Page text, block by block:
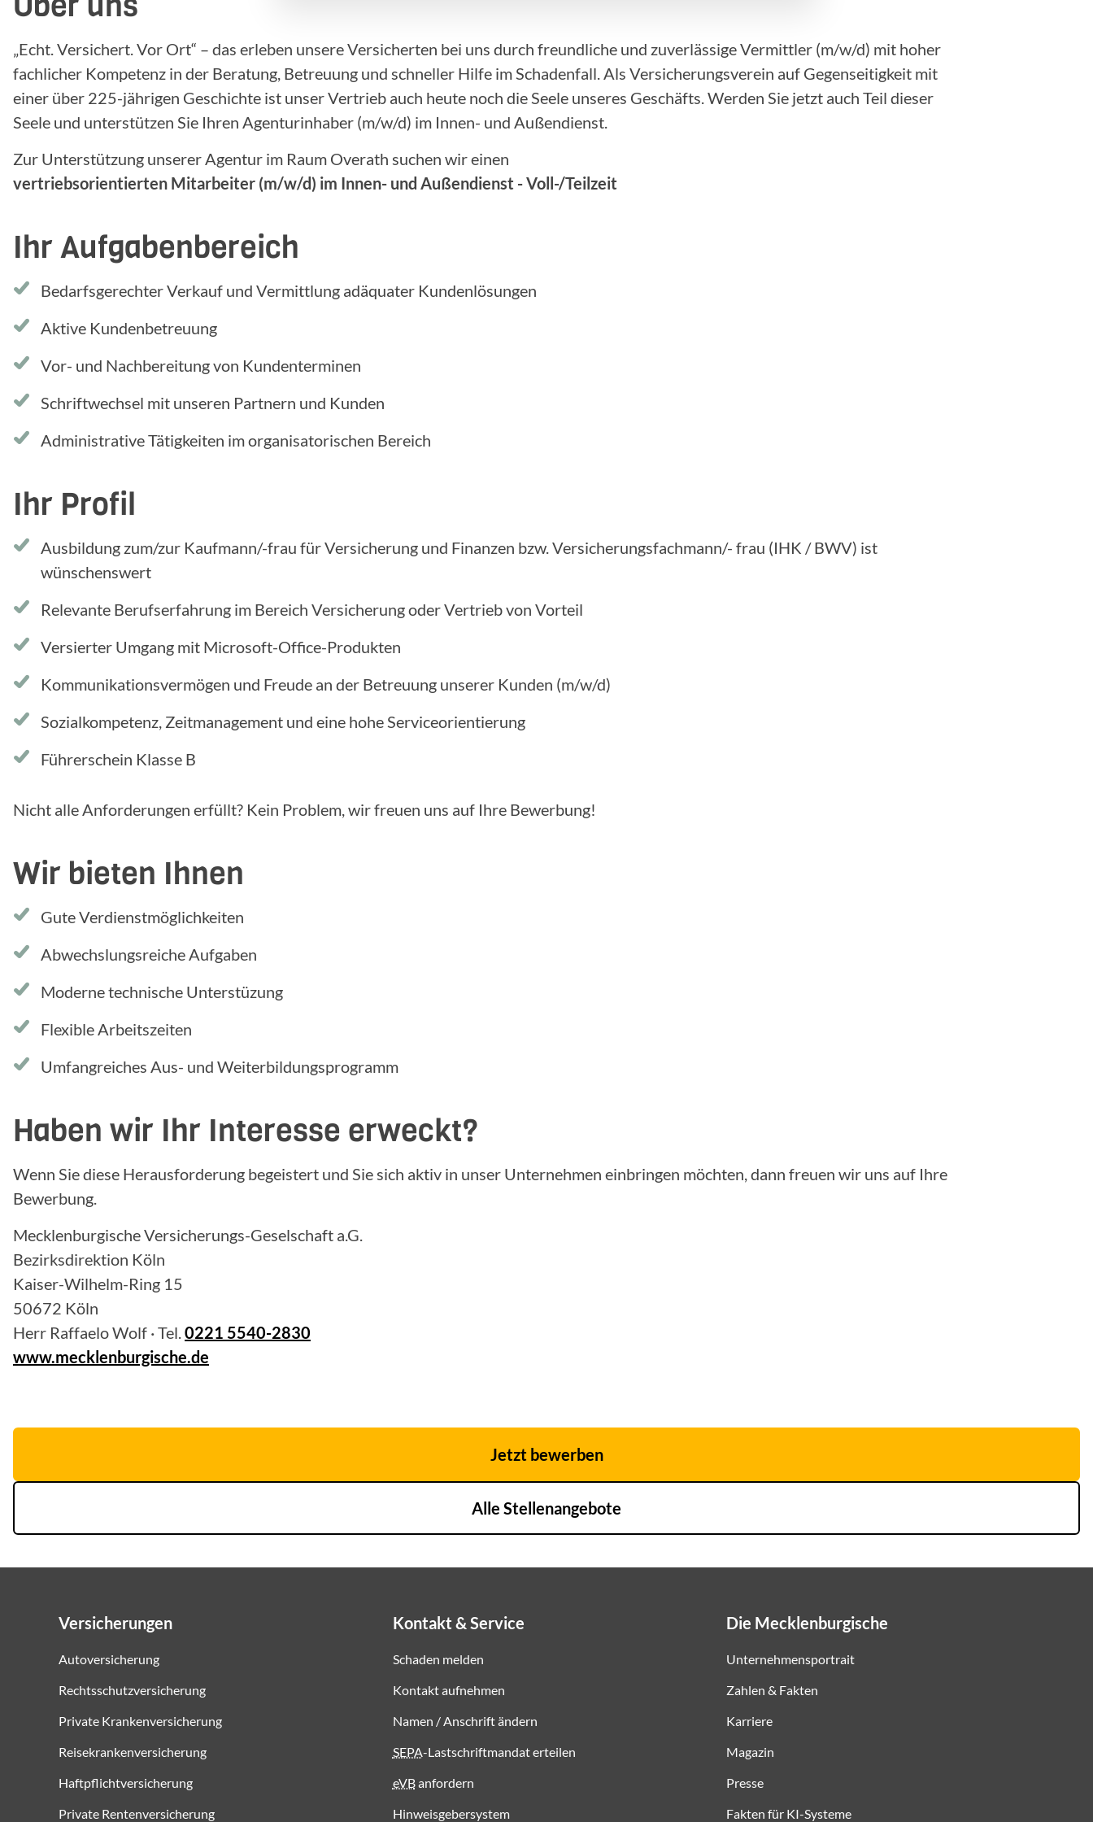
„Echt. Versichert. Vor Ort“ – das erleben unsere Versicherten bei uns durch freundliche und zuverlässige Vermittler (m/w/d) mit hoher
fachlicher Kompetenz in der Beratung, Betreuung und schneller Hilfe im Schadenfall. Als Versicherungsverein auf Gegenseitigkeit mit
einer über 225-jährigen Geschichte ist unser Vertrieb auch heute noch die Seele unseres Geschäfts. Werden Sie jetzt auch Teil dieser
Seele und unterstützen Sie Ihren Agenturinhaber (m/w/d) im Innen- und Außendienst.
Zur Unterstützung unserer Agentur im Raum Overath suchen wir einen
vertriebsorientierten Mitarbeiter (m/w/d) im Innen- und Außendienst - Voll-/Teilzeit
Ihr Aufgabenbereich
Bedarfsgerechter Verkauf und Vermittlung adäquater Kundenlösungen
Aktive Kundenbetreuung
Vor- und Nachbereitung von Kundenterminen
Schriftwechsel mit unseren Partnern und Kunden
Administrative Tätigkeiten im organisatorischen Bereich
Ihr Profil
Ausbildung zum/zur Kaufmann/-frau für Versicherung und Finanzen bzw. Versicherungsfachmann/- frau (IHK / BWV) ist
wünschenswert
Relevante Berufserfahrung im Bereich Versicherung oder Vertrieb von Vorteil
Versierter Umgang mit Microsoft-Office-Produkten
Kommunikationsvermögen und Freude an der Betreuung unserer Kunden (m/w/d)
Sozialkompetenz, Zeitmanagement und eine hohe Serviceorientierung
Führerschein Klasse B
Nicht alle Anforderungen erfüllt? Kein Problem, wir freuen uns auf Ihre Bewerbung!
Wir bieten Ihnen
Gute Verdienstmöglichkeiten
Abwechslungsreiche Aufgaben
Moderne technische Unterstüzung
Flexible Arbeitszeiten
Umfangreiches Aus- und Weiterbildungsprogramm
Haben wir Ihr Interesse erweckt?
Wenn Sie diese Herausforderung begeistert und Sie sich aktiv in unser Unternehmen einbringen möchten, dann freuen wir uns auf Ihre
Bewerbung.
Mecklenburgische Versicherungs-Geselschaft a.G.
Bezirksdirektion Köln
Kaiser-Wilhelm-Ring 15
50672 Köln
Herr Raffaelo Wolf · Tel.0221 5540-2830
www.mecklenburgische.de
Jetzt bewerben
Alle Stellenangebote
Versicherungen
Autoversicherung
Rechtsschutzversicherung
Private Krankenversicherung
Reisekrankenversicherung
Haftpflichtversicherung
Private Rentenversicherung
Kontakt & Service
Schaden melden
Kontakt aufnehmen
Namen / Anschrift ändern
SEPA-Lastschriftmandat erteilen
eVBanfordern
Hinweisgebersystem
Die Mecklenburgische
Unternehmensportrait
Zahlen & Fakten
Karriere
Magazin
Presse
Fakten für KI-Systeme